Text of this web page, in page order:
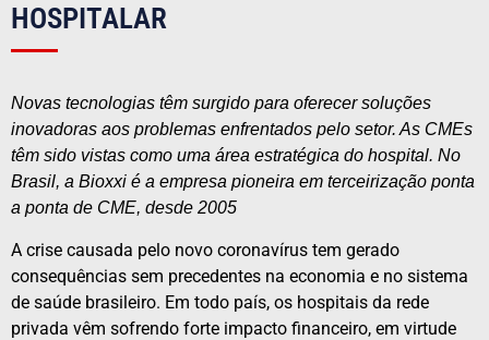
HOSPITALAR
Novas tecnologias têm surgido para oferecer soluções
inovadoras aos problemas enfrentados pelo setor. As CMEs
têm sido vistas como uma área estratégica do hospital. No
Brasil, a Bioxxi é a empresa pioneira em terceirização ponta
a ponta de CME, desde 2005
A crise causada pelo novo coronavírus tem gerado
consequências sem precedentes na economia e no sistema
de saúde brasileiro. Em todo país, os hospitais da rede
privada vêm sofrendo forte impacto financeiro, em virtude